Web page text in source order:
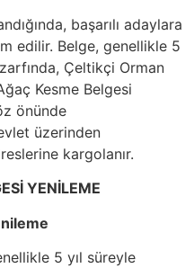
başarılı adaylara
edilir. Belge, genellikle 5
Çeltikçi Orman
Kesme Belgesi
önünde
üzerinden
kargolanır.
YENİLEME
5 yıl süreyle